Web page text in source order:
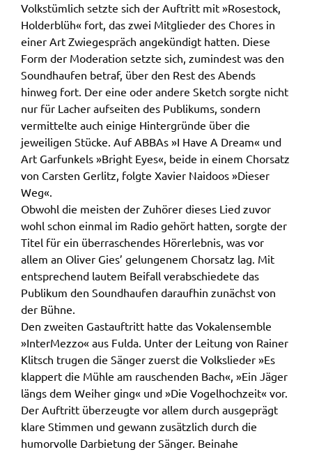
Volkstümlich setzte sich der Auftritt mit »Rosestock,
Holderblüh« fort, das zwei Mitglieder des Chores in
einer Art Zwiegespräch angekündigt hatten. Diese
Form der Moderation setzte sich, zumindest was den
Soundhaufen betraf, über den Rest des Abends
hinweg fort. Der eine oder andere Sketch sorgte nicht
nur für Lacher aufseiten des Publikums, sondern
vermittelte auch einige Hintergründe über die
jeweiligen Stücke. Auf ABBAs »I Have A Dream« und
Art Garfunkels »Bright Eyes«, beide in einem Chorsatz
von Carsten Gerlitz, folgte Xavier Naidoos »Dieser
Weg«.
Obwohl die meisten der Zuhörer dieses Lied zuvor
wohl schon einmal im Radio gehört hatten, sorgte der
Titel für ein überraschendes Hörerlebnis, was vor
allem an Oliver Gies’ gelungenem Chorsatz lag. Mit
entsprechend lautem Beifall verabschiedete das
Publikum den Soundhaufen daraufhin zunächst von
der Bühne.
Den zweiten Gastauftritt hatte das Vokalensemble
»InterMezzo« aus Fulda. Unter der Leitung von Rainer
Klitsch trugen die Sänger zuerst die Volkslieder »Es
klappert die Mühle am rauschenden Bach«, »Ein Jäger
längs dem Weiher ging« und »Die Vogelhochzeit« vor.
Der Auftritt überzeugte vor allem durch ausgeprägt
klare Stimmen und gewann zusätzlich durch die
humorvolle Darbietung der Sänger. Beinahe